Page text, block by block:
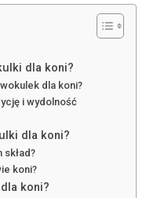
dla koni?
dla koni?
i wydolność
dla koni?
koni?
koni?